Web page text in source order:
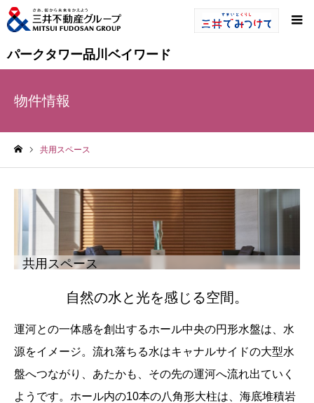
パークタワー品川ベイワード
物件情報
共用スペース
共用スペース
自然の水と光を感じる空間。
運河との一体感を創出するホール中央の円形水盤は、水
源をイメージ。流れ落ちる水はキャナルサイドの大型水
盤へつながり、あたかも、その先の運河へ流れ出ていく
ようです。ホール内の10本の八角形大柱は、海底堆積岩